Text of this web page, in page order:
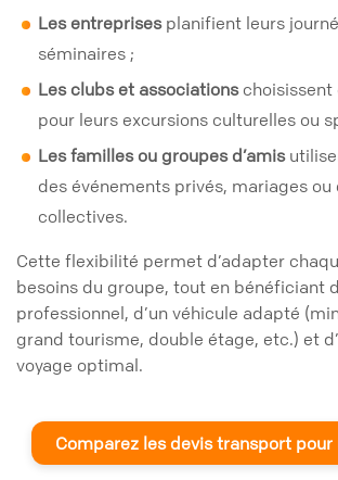
Les entreprisesplanifient leurs
séminaires ;
Les clubs et associationschoisissent
pour leurs excursions culturelles ou
Les familles ou groupes d’amis
des événements privés, mariages ou
collectives.
Cette flexibilité permet d’adapter
besoins du groupe, tout en bénéficiant
professionnel, d’un véhicule adapté
grand tourisme, double étage, etc.) et
voyage optimal.
Comparez les devis transport pour